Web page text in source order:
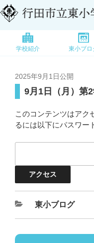
学校紹介 東小ブロ
2025年9月1日公開
9月1日（月）第
このコンテンツはアク
るには以下にパスワー
東小ブログ